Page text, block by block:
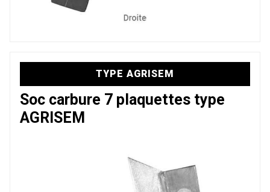
TYPE AGRISEM
Soc carbure 7 plaquettes type
AGRISEM